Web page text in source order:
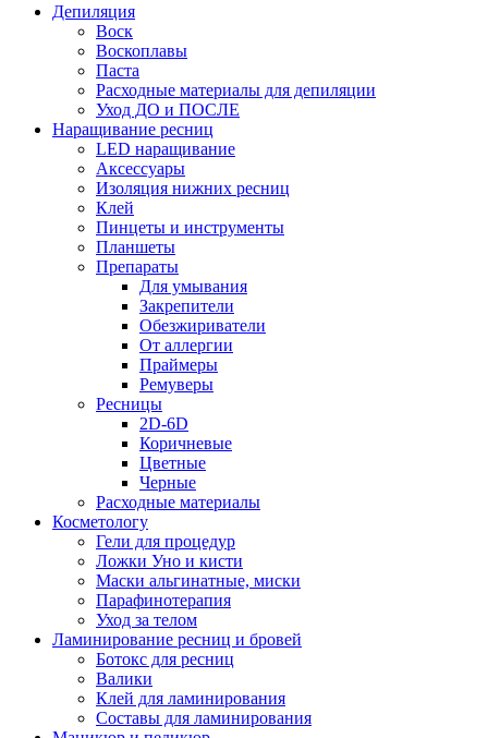
Депиляция
Воск
Воскоплавы
Паста
Расходные материалы для депиляции
Уход ДО и ПОСЛЕ
Наращивание ресниц
LED наращивание
Аксессуары
Изоляция нижних ресниц
Клей
Пинцеты и инструменты
Планшеты
Препараты
Для умывания
Закрепители
Обезжириватели
От аллергии
Праймеры
Ремуверы
Ресницы
2D-6D
Коричневые
Цветные
Черные
Расходные материалы
Косметологу
Гели для процедур
Ложки Уно и кисти
Маски альгинатные, миски
Парафинотерапия
Уход за телом
Ламинирование ресниц и бровей
Ботокс для ресниц
Валики
Клей для ламинирования
Составы для ламинирования